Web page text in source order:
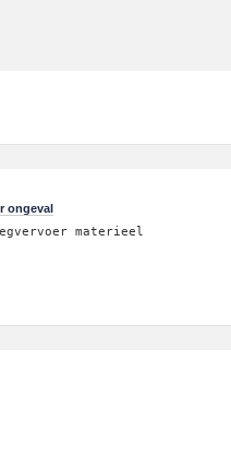
ongeval
materieel